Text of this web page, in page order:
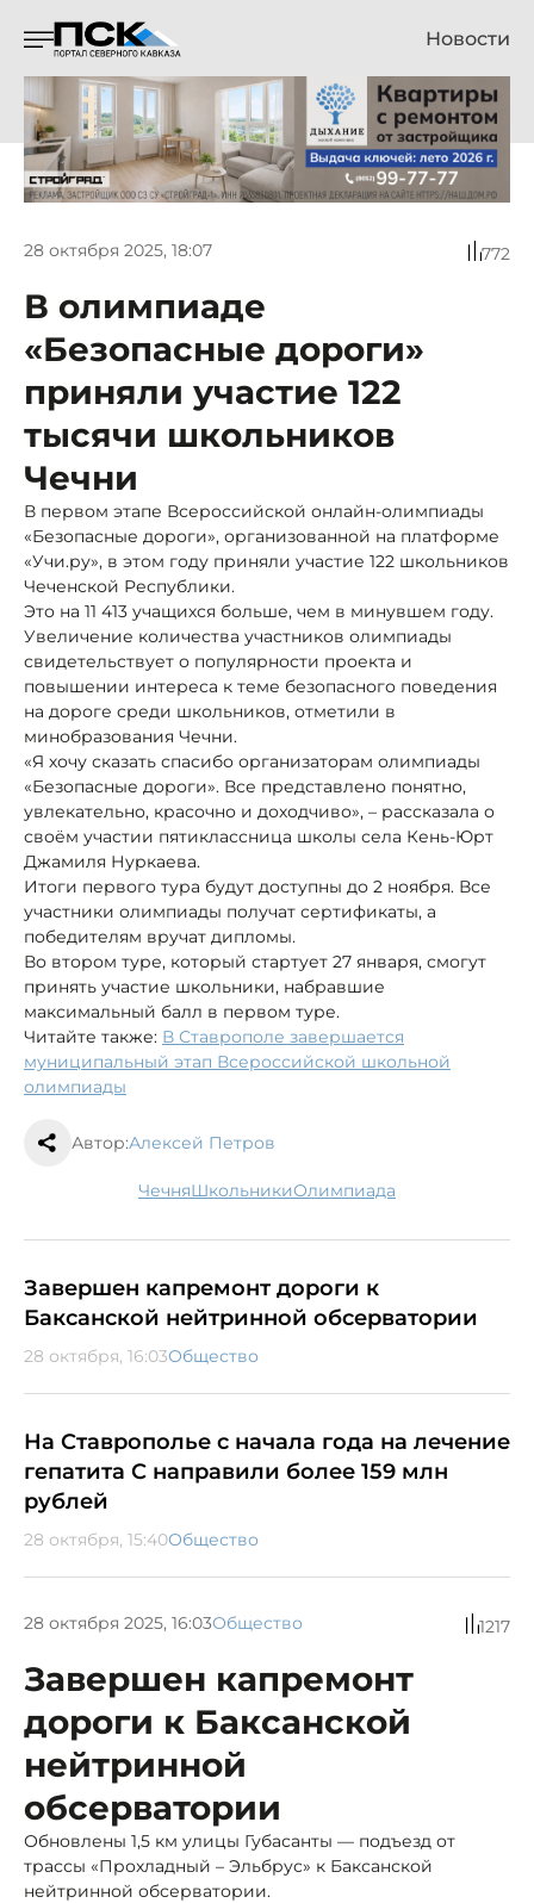
Новости
28 октября 2025, 18:07 772
В олимпиаде
«Безопасные дороги»
приняли участие 122
тысячи школьников
Чечни
В первом этапе Всероссийской онлайн-олимпиады
«Безопасные дороги», организованной на платформе
«Учи.ру», в этом году приняли участие 122 школьников
Чеченской Республики.
Это на 11 413 учащихся больше, чем в минувшем году.
Увеличение количества участников олимпиады
свидетельствует о популярности проекта и
повышении интереса к теме безопасного поведения
на дороге среди школьников, отметили в
минобразования Чечни.
«Я хочу сказать спасибо организаторам олимпиады
«Безопасные дороги». Все представлено понятно,
увлекательно, красочно и доходчиво», – рассказала о
своём участии пятиклассница школы села Кень-Юрт
Джамиля Нуркаева.
Итоги первого тура будут доступны до 2 ноября. Все
участники олимпиады получат сертификаты, а
победителям вручат дипломы.
Во втором туре, который стартует 27 января, смогут
принять участие школьники, набравшие
максимальный балл в первом туре.
Читайте также: В Ставрополе завершается
муниципальный этап Всероссийской школьной
олимпиады
Автор:Алексей Петров
Чечня школьники олимпиада
Завершен капремонт дороги к
Баксанской нейтринной обсерватории
28 октября, 16:03Общество
На Ставрополье с начала года на лечение
гепатита С направили более 159 млн
рублей
28 октября, 15:40Общество
28 октября 2025, 16:03Общество 1217
Завершен капремонт
дороги к Баксанской
нейтринной
обсерватории
Обновлены 1,5 км улицы Губасанты — подъезд от
трассы «Прохладный – Эльбрус» к Баксанской
нейтринной обсерватории.